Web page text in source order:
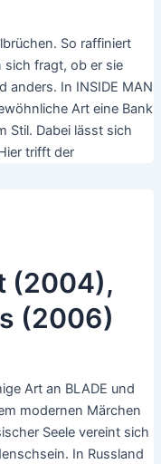
So raffiniert
sich fragt, ob er sie
anders. In INSIDE MAN
Art eine Bank
Stil. Dabei lässt sich
trifft der
(2004),
(2006)
Art an BLADE und
modernen Märchen
Seele vereint sich
In Russland